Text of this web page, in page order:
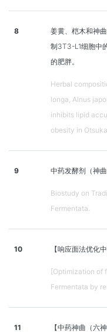
8
姜黄、桤木和神
制3T3-L1细胞中
的肥胖。
Herbal
longa, Alnus
inhibits lipid
obesity in
9 中药发酵剂（神
Biostudy on
Fermentata.
10 【响应面法优化
[Optimization of
Fermentata by
11 【中药神曲（六